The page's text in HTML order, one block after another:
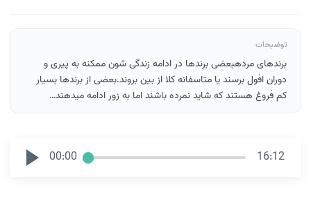
توضیحات
برندهای مردهبعضی برندها در ادامه زندگی شون ممکنه به پیری و
دوران افول برسند یا متاسفانه کلا از بین بروند.بعضی از برندها بسیار
کم فروغ هستند که شاید نمرده باشند اما به زور ادامه میدهند…
00:00 16:12